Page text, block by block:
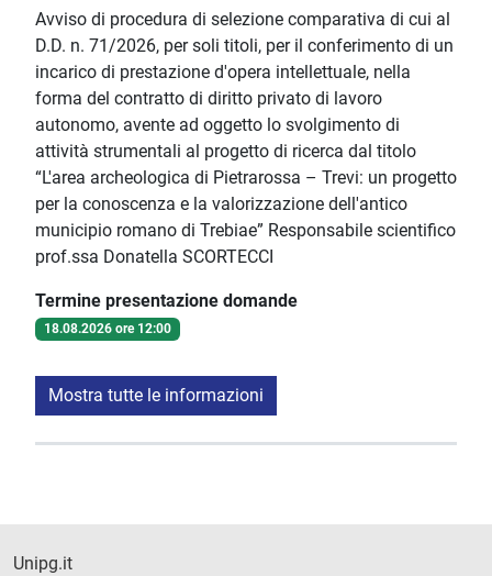
Avviso di procedura di selezione comparativa di cui al
D.D. n. 71/2026, per soli titoli, per il conferimento di un
incarico di prestazione d'opera intellettuale, nella
forma del contratto di diritto privato di lavoro
autonomo, avente ad oggetto lo svolgimento di
attività strumentali al progetto di ricerca dal titolo
“L'area archeologica di Pietrarossa – Trevi: un progetto
per la conoscenza e la valorizzazione dell'antico
municipio romano di Trebiae” Responsabile scientifico
prof.ssa Donatella SCORTECCI
Termine presentazione domande
18.08.2026 ore 12:00
Mostra tutte le informazioni
Unipg.it